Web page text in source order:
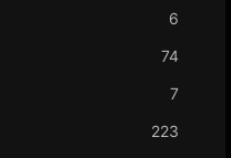
6
74
7
223